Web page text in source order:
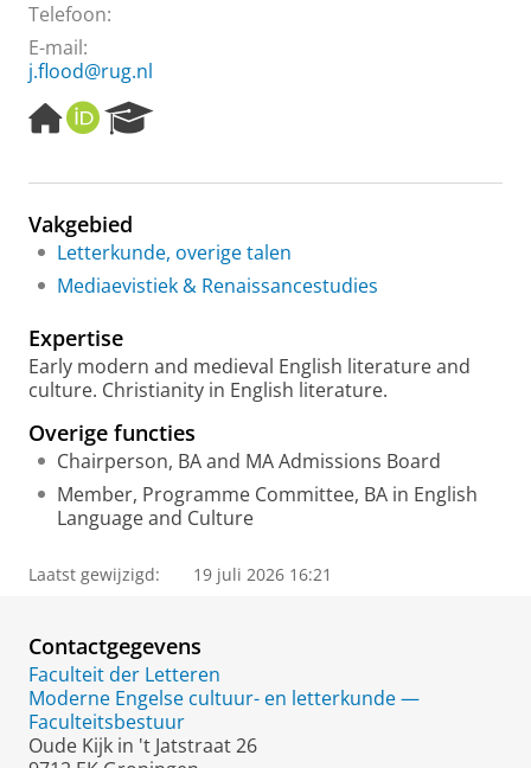
Telefoon:
E-mail:
j.flood@rug.nl
H
o
e
a
g
e
O
R
I
e
c
h
t
a
Vakgebied
Letterkunde, overige talen
Mediaevistiek & Renaissancestudies
Expertise
Early modern and medieval English literature and
culture. Christianity in English literature.
Overige functies
Chairperson, BA and MA Admissions Board
Member, Programme Committee, BA in English
Language and Culture
Laatst gewijzigd: 19 juli 2026 16:21
Contactgegevens
Faculteit der Letteren
Moderne Engelse cultuur- en letterkunde —
Faculteitsbestuur
Oude Kijk in 't Jatstraat 26